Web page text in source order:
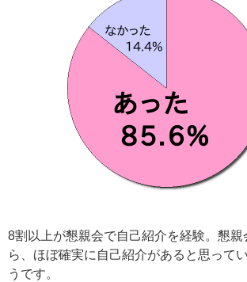
8割以上が懇親会で自己紹介を経験。懇親
ら、ほぼ確実に自己紹介があると思って
うです。